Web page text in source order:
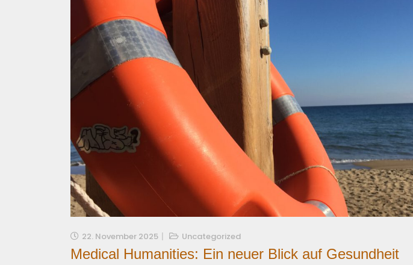
22. November 2025 Uncategorized
Medical Humanities: Ein neuer Blick auf Gesundheit